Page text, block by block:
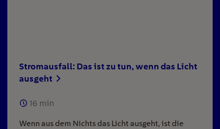
Stromausfall: Das ist zu tun, wenn das Licht
ausgeht
16 min
Wenn aus dem Nichts das Licht ausgeht, ist die